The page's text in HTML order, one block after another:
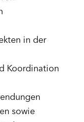
in der
Koordination
sowie